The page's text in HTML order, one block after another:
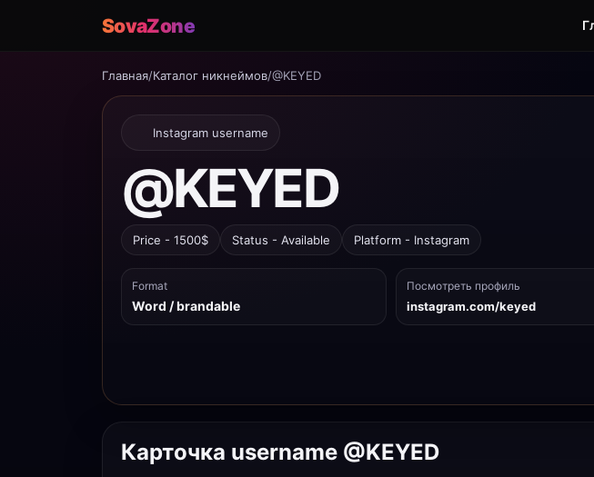
SovaZone
Главная/Каталог никнеймов/@KEYED
Instagram username
@KEYED
Price - 1500$ Status - Available Platform - Instagram
Format
Word / brandable
Посмотреть профиль
instagram.com/keyed
Карточка username @KEYED